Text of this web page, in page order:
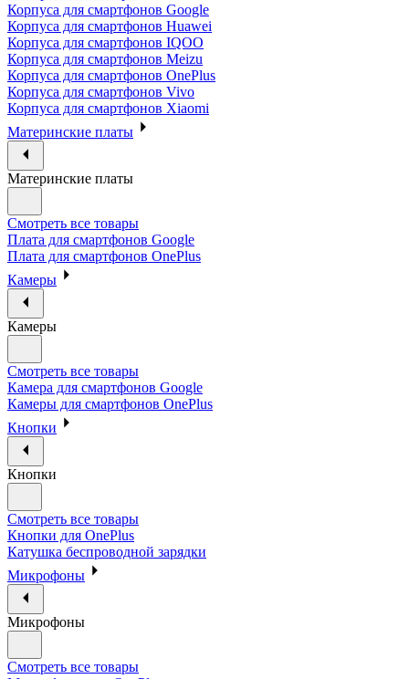
Корпуса для смартфонов Google
Корпуса для смартфонов Huawei
Корпуса для смартфонов IQOO
Корпуса для смартфонов Meizu
Корпуса для смартфонов OnePlus
Корпуса для смартфонов Vivo
Корпуса для смартфонов Xiaomi
Материнские платы
Материнские платы
Смотреть все товары
Плата для смартфонов Google
Плата для смартфонов OnePlus
Камеры
Камеры
Смотреть все товары
Камера для смартфонов Google
Камеры для смартфонов OnePlus
Кнопки
Кнопки
Смотреть все товары
Кнопки для OnePlus
Катушка беспроводной зарядки
Микрофоны
Микрофоны
Смотреть все товары